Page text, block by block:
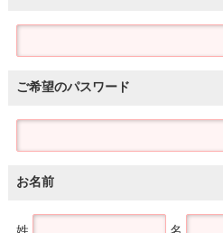
ご希望のパスワード
お名前
姓 名